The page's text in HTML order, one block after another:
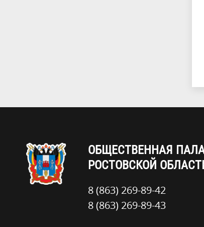
ОБЩЕСТВЕННАЯ
РОСТОВСКОЙ
8 (863) 269-89-42
8 (863) 269-89-43